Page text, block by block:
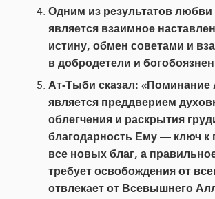
Одним из результатов
является взаимное
истину, обмен советами и
в добродетели и
Ат-Тыби сказал: «Поминание
является преддверием
облегчения и раскрытия
благодарность Ему — ключ
все новых благ, а
требует освобождения от
отвлекает от Всевышнего